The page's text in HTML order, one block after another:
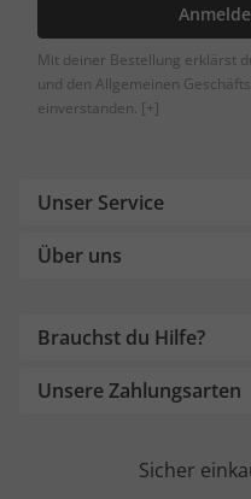
Mit deiner Bestellung erklärst
und den Allgemeinen
einverstanden. [+]
Unser Service
Über uns
Brauchst du Hilfe?
Unsere Zahlungsarten
Sicher